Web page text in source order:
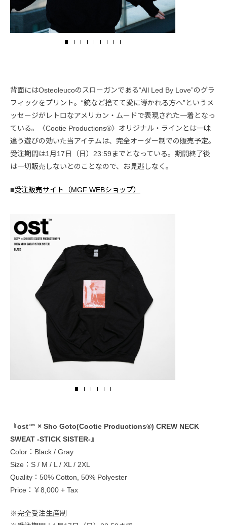
背面にはOsteoleucoのスローガンである“All Led By Love”のグラ
フィックをプリント。“銃など捨てて愛に導かれる方へ”というメ
ッセージがレトロなアメリカン・ムードで表現された一着となっ
ている。〈Cootie Productions®️〉オリジナル・ラインとは一味
違う遊びの効いた当アイテムは、完全オーダー制での販売予定。
受注期間は1月17日（日）23:59までとなっている。期間終了後
は一切販売しないとのことなので、お見逃しなく。
■受注販売サイト（MGF WEBショップ）
『ost™️ × Sho Goto(Cootie Productions®️) CREW NECK
SWEAT -STICK SISTER-』
Color：Black / Gray
Size：S / M / L / XL / 2XL
Quality：50% Cotton, 50% Polyester
Price：￥8,000 + Tax
※完全受注生産制